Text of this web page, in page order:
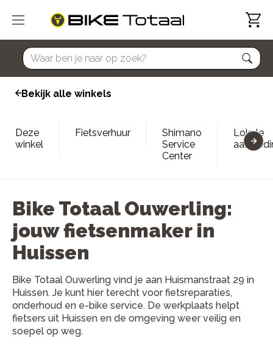
home
Bekijk alle winkels
Deze
winkel
Fietsverhuur
Shimano
Service
Center
Lokale
Bike Totaal Ouwerling:
jouw fietsenmaker in
Huissen
Bike Totaal Ouwerling vind je aan Huismanstraat 29 in
Huissen. Je kunt hier terecht voor fietsreparaties,
onderhoud en e-bike service. De werkplaats helpt
fietsers uit Huissen en de omgeving weer veilig en
soepel op weg.